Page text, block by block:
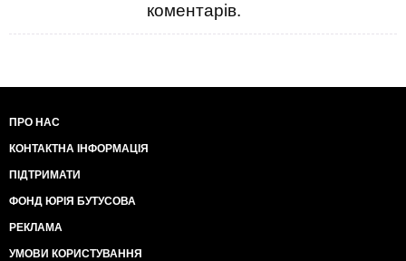
коментарів.
ПРО НАС
КОНТАКТНА ІНФОРМАЦІЯ
ПІДТРИМАТИ
ФОНД ЮРІЯ БУТУСОВА
РЕКЛАМА
УМОВИ КОРИСТУВАННЯ